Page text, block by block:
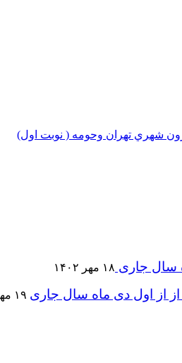
سال جاری ۱۸ مهر ۱۴۰۲
از اول دی ماه سال جاری ۱۹ مهر ۱۴۰۲